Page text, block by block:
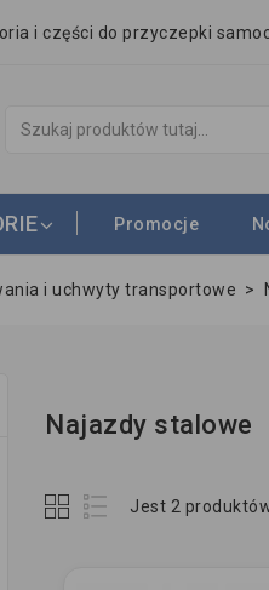
i części do przyczepki
Promocje
i uchwyty transportowe >
Najazdy stalowe
Jest 2